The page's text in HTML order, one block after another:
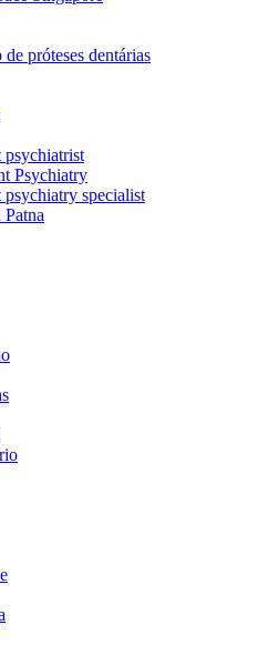
próteses dentárias
psychiatrist
Psychiatry
psychiatry specialist